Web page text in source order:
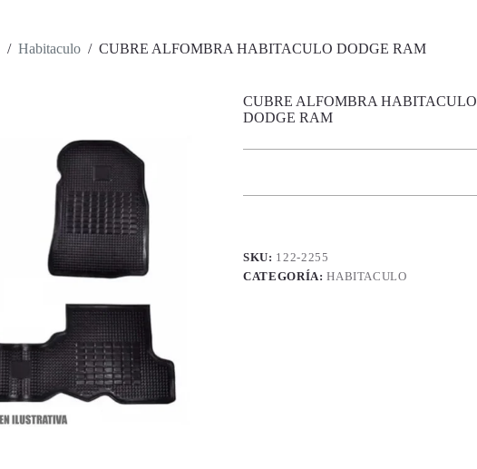
/ Habitaculo / CUBRE ALFOMBRA HABITACULO DODGE RAM
CUBRE ALFOMBRA HABITACULO
DODGE RAM
SKU: 122-2255
CATEGORÍA:HABITACULO